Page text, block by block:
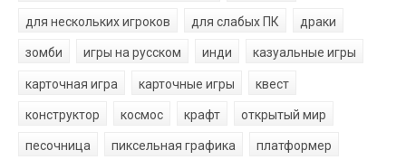
для нескольких игроков для слабых ПК драки
зомби игры на русском инди казуальные игры
карточная игра карточные игры квест
конструктор космос крафт открытый мир
песочница пиксельная графика платформер